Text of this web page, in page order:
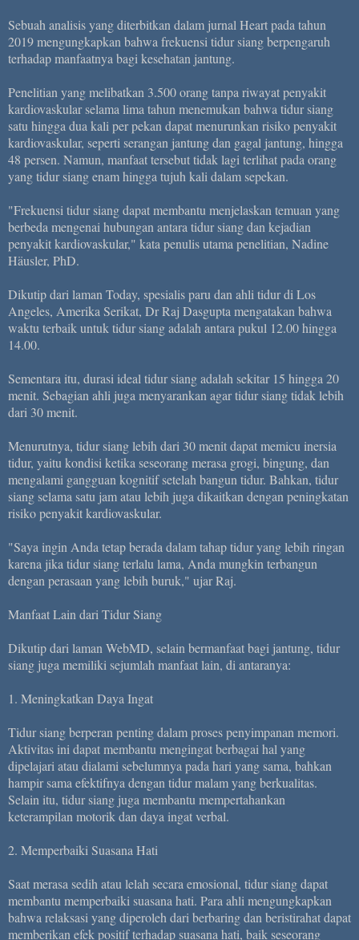
Sebuah analisis yang diterbitkan dalam jurnal Heart pada tahun
2019 mengungkapkan bahwa frekuensi tidur siang berpengaruh
terhadap manfaatnya bagi kesehatan jantung.
Penelitian yang melibatkan 3.500 orang tanpa riwayat penyakit
kardiovaskular selama lima tahun menemukan bahwa tidur siang
satu hingga dua kali per pekan dapat menurunkan risiko penyakit
kardiovaskular, seperti serangan jantung dan gagal jantung, hingga
48 persen. Namun, manfaat tersebut tidak lagi terlihat pada orang
yang tidur siang enam hingga tujuh kali dalam sepekan.
"Frekuensi tidur siang dapat membantu menjelaskan temuan yang
berbeda mengenai hubungan antara tidur siang dan kejadian
penyakit kardiovaskular," kata penulis utama penelitian, Nadine
Häusler, PhD.
Dikutip dari laman Today, spesialis paru dan ahli tidur di Los
Angeles, Amerika Serikat, Dr Raj Dasgupta mengatakan bahwa
waktu terbaik untuk tidur siang adalah antara pukul 12.00 hingga
14.00.
Sementara itu, durasi ideal tidur siang adalah sekitar 15 hingga 20
menit. Sebagian ahli juga menyarankan agar tidur siang tidak lebih
dari 30 menit.
Menurutnya, tidur siang lebih dari 30 menit dapat memicu inersia
tidur, yaitu kondisi ketika seseorang merasa grogi, bingung, dan
mengalami gangguan kognitif setelah bangun tidur. Bahkan, tidur
siang selama satu jam atau lebih juga dikaitkan dengan peningkatan
risiko penyakit kardiovaskular.
"Saya ingin Anda tetap berada dalam tahap tidur yang lebih ringan
karena jika tidur siang terlalu lama, Anda mungkin terbangun
dengan perasaan yang lebih buruk," ujar Raj.
Manfaat Lain dari Tidur Siang
Dikutip dari laman WebMD, selain bermanfaat bagi jantung, tidur
siang juga memiliki sejumlah manfaat lain, di antaranya:
1. Meningkatkan Daya Ingat
Tidur siang berperan penting dalam proses penyimpanan memori.
Aktivitas ini dapat membantu mengingat berbagai hal yang
dipelajari atau dialami sebelumnya pada hari yang sama, bahkan
hampir sama efektifnya dengan tidur malam yang berkualitas.
Selain itu, tidur siang juga membantu mempertahankan
keterampilan motorik dan daya ingat verbal.
2. Memperbaiki Suasana Hati
Saat merasa sedih atau lelah secara emosional, tidur siang dapat
membantu memperbaiki suasana hati. Para ahli mengungkapkan
bahwa relaksasi yang diperoleh dari berbaring dan beristirahat dapat
memberikan efek positif terhadap suasana hati, baik seseorang